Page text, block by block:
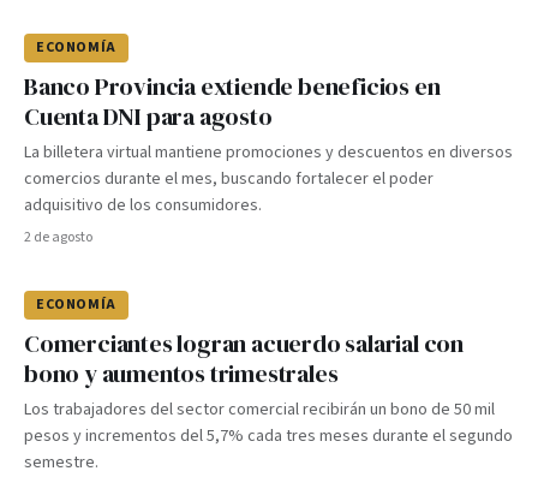
ECONOMÍA
Banco Provincia extiende beneficios en
Cuenta DNI para agosto
La billetera virtual mantiene promociones y descuentos en diversos
comercios durante el mes, buscando fortalecer el poder
adquisitivo de los consumidores.
2 de agosto
ECONOMÍA
Comerciantes logran acuerdo salarial con
bono y aumentos trimestrales
Los trabajadores del sector comercial recibirán un bono de 50 mil
pesos y incrementos del 5,7% cada tres meses durante el segundo
semestre.